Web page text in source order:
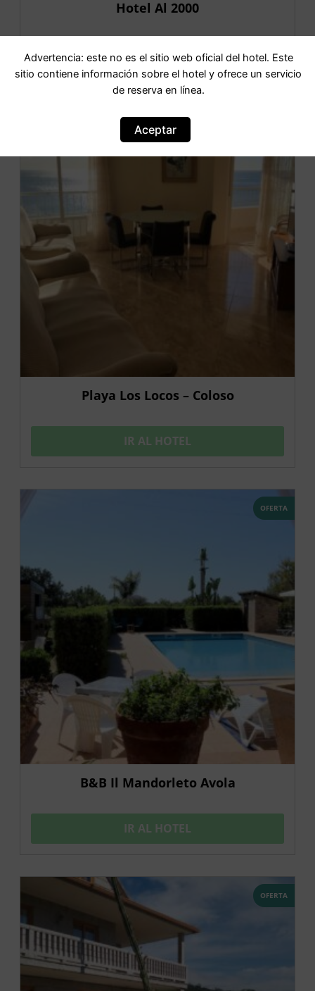
Hotel Al 2000
IR AL HOTEL
Playa Los Locos – Coloso
IR AL HOTEL
OFERTA
B&B Il Mandorleto Avola
IR AL HOTEL
OFERTA
Advertencia: este no es el sitio web oficial del hotel. Este
sitio contiene información sobre el hotel y ofrece un servicio
de reserva en línea.
Aceptar